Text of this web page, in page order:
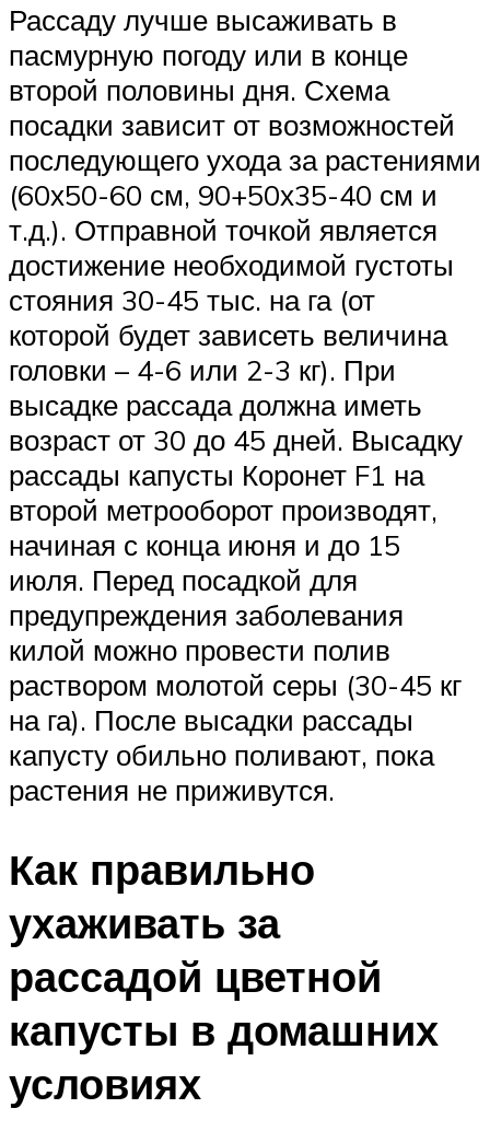
Рассаду лучше высаживать в
пасмурную погоду или в конце
второй половины дня. Схема
посадки зависит от возможностей
последующего ухода за растениями
(60х50-60 см, 90+50х35-40 см и
т.д.). Отправной точкой является
достижение необходимой густоты
стояния 30-45 тыс. на га (от
которой будет зависеть величина
головки – 4-6 или 2-3 кг). При
высадке рассада должна иметь
возраст от 30 до 45 дней. Высадку
рассады капусты Коронет F1 на
второй метрооборот производят,
начиная с конца июня и до 15
июля. Перед посадкой для
предупреждения заболевания
килой можно провести полив
раствором молотой серы (30-45 кг
на га). После высадки рассады
капусту обильно поливают, пока
растения не приживутся.
Как правильно
ухаживать за
рассадой цветной
капусты в домашних
условиях